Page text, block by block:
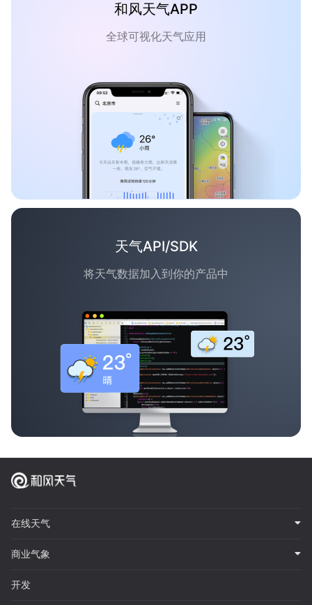
和风天气APP
全球可视化天气应用
天气API/SDK
将天气数据加入到你的产品中
在线天气
商业气象
开发